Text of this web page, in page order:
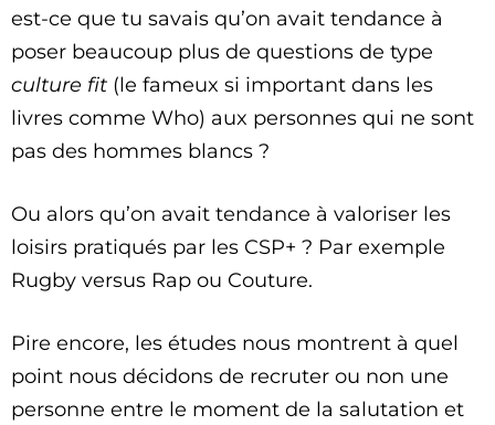
est-ce que tu savais qu’on avait tendance à
poser beaucoup plus de questions de type
culture fit (le fameux si important dans les
livres comme Who) aux personnes qui ne sont
pas des hommes blancs ?
Ou alors qu’on avait tendance à valoriser les
loisirs pratiqués par les CSP+ ? Par exemple
Rugby versus Rap ou Couture.
Pire encore, les études nous montrent à quel
point nous décidons de recruter ou non une
personne entre le moment de la salutation et